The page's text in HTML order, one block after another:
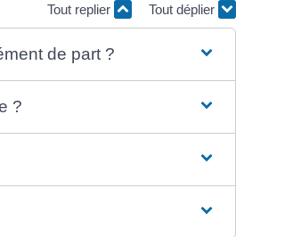
Tout replier
Tout déplier
de part ?
?